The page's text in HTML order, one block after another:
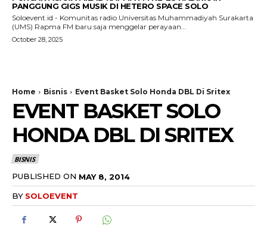
PANGGUNG GIGS MUSIK DI HETERO SPACE SOLO
Soloevent.id - Komunitas radio Universitas Muhammadiyah Surakarta
(UMS) Rapma FM baru saja menggelar perayaan...
October 28, 2025